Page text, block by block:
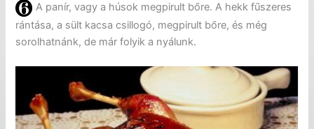
A panír, vagy a húsok megpirult bőre. A hekk fűszeres
rántása, a sült kacsa csillogó, megpirult bőre, és még
sorolhatnánk, de már folyik a nyálunk.